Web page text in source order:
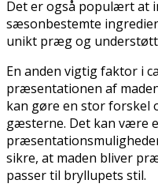
Det er også populært at
sæsonbestemte
unikt præg og
En anden vigtig faktor i
præsentationen af
kan gøre en stor forskel
gæsterne. Det kan være
sikre, at maden bliver
passer til bryllupets stil.